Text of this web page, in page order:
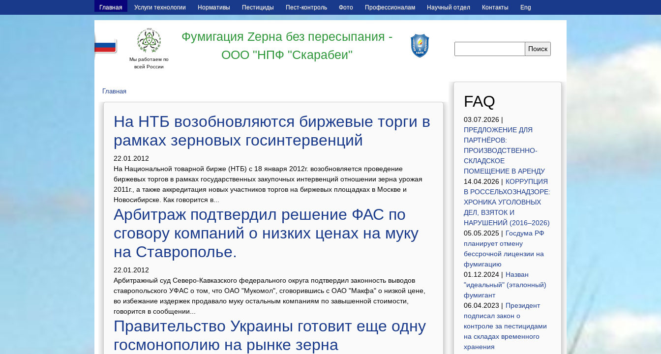
Главная Услуги технологии Нормативы Пестициды Пест-контроль Фото Профессионалам Научный отдел Контакты Eng
Мы работаем по
всей России
Фумигация Zерна без пересыпания -
ООО "НПФ "Скарабеи"
Главная
На НТБ возобновляются биржевые торги в
рамках зерновых госинтервенций
22.01.2012
На Национальной товарной бирже (НТБ) с 18 января 2012г. возобновляется проведение
биржевых торгов в рамках государственных закупочных интервенций отношении зерна урожая
2011г., а также аккредитация новых участников торгов на биржевых площадках в Москве и
Новосибирске. Как говорится в...
Арбитраж подтвердил решение ФАС по
сговору компаний о низких ценах на муку
на Ставрополье.
22.01.2012
Арбитражный суд Северо-Кавказского федерального округа подтвердил законность выводов
ставропольского УФАС о том, что ОАО "Мукомол", сговорившись с ОАО "Макфа" о низкой цене,
во избежание издержек продавало муку остальным компаниям по завышенной стоимости,
говорится в сообщении...
Правительство Украины готовит еще одну
госмонополию на рынке зерна
FAQ
03.07.2026 |
ПРЕДЛОЖЕНИЕ ДЛЯ
ПАРТНЁРОВ:
ПРОИЗВОДСТВЕННО-
СКЛАДСКОЕ
ПОМЕЩЕНИЕ В АРЕНДУ
14.04.2026 | КОРРУПЦИЯ
В РОССЕЛЬХОЗНАДЗОРЕ:
ХРОНИКА УГОЛОВНЫХ
ДЕЛ, ВЗЯТОК И
НАРУШЕНИЙ (2016–2026)
05.05.2025 | Госдума РФ
планирует отмену
бессрочной лицензии на
фумигацию
01.12.2024 | Назван
"идеальный" (эталонный)
фумигант
06.04.2023 | Президент
подписал закон о
контроле за пестицидами
на складах временного
хранения